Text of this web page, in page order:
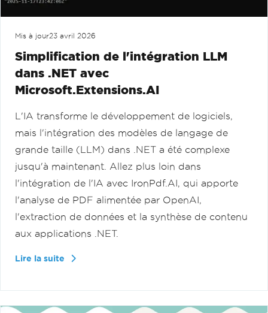
Mis à jour23 avril 2026
Simplification de l'intégration LLM
dans .NET avec
Microsoft.Extensions.AI
L'IA transforme le développement de logiciels,
mais l'intégration des modèles de langage de
grande taille (LLM) dans .NET a été complexe
jusqu'à maintenant. Allez plus loin dans
l'intégration de l'IA avec IronPdf.AI, qui apporte
l'analyse de PDF alimentée par OpenAI,
l'extraction de données et la synthèse de contenu
aux applications .NET.
Lire la suite